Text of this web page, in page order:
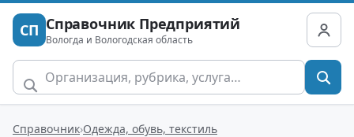
СП Справочник Предприятий
Вологда и Вологодская область
Справочник Одежда, обувь, текстиль